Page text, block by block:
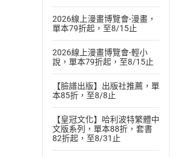
2026線上漫畫博覽會-漫畫，
單本79折起，至8/15止
2026線上漫畫博覽會-輕小
說，單本79折起，至8/15止
【臉譜出版】出版社推薦，單
本85折，至8/8止
【皇冠文化】哈利波特繁體中
文版系列，單本88折，套書
82折起，至8/31止